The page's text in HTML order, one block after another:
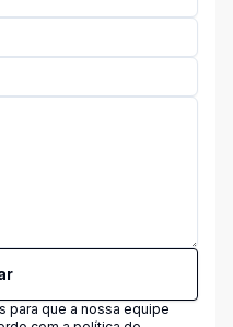
para que a nossa equipe